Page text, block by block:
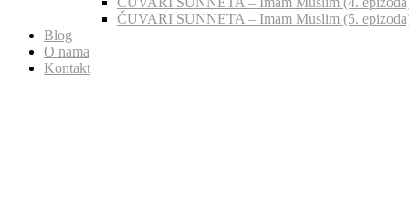
ČUVARI SUNNETA – Imam Muslim (5.
Blog
O nama
Kontakt